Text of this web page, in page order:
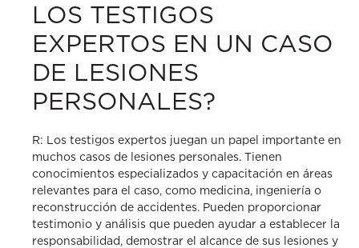
LOS TESTIGOS
EXPERTOS EN UN CASO
DE LESIONES
PERSONALES?
R: Los testigos expertos juegan un papel importante en
muchos casos de lesiones personales. Tienen
conocimientos especializados y capacitación en áreas
relevantes para el caso, como medicina, ingeniería o
reconstrucción de accidentes. Pueden proporcionar
testimonio y análisis que pueden ayudar a establecer la
responsabilidad, demostrar el alcance de sus lesiones y